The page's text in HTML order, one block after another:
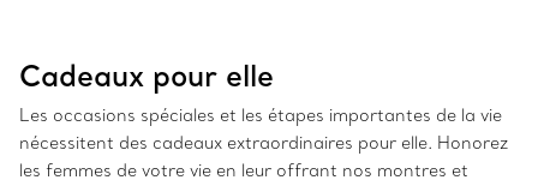
Cadeaux pour elle
Les occasions spéciales et les étapes importantes de la vie
nécessitent des cadeaux extraordinaires pour elle. Honorez
les femmes de votre vie en leur offrant nos montres et